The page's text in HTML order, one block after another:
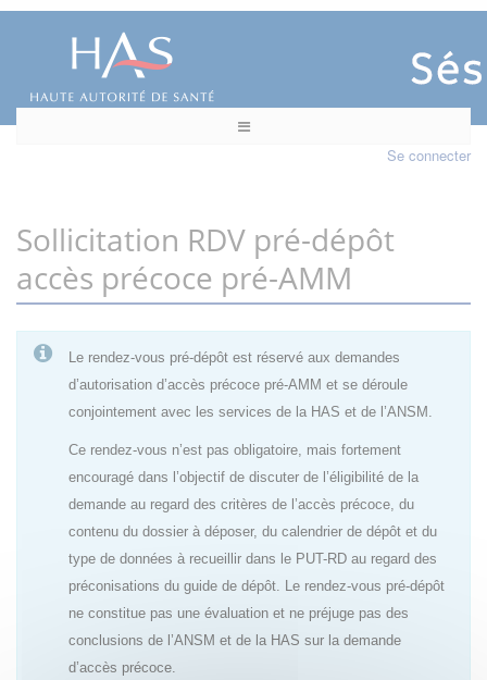
Se connecter
Sollicitation RDV pré-dépôt
accès précoce pré-AMM
Le rendez-vous pré-dépôt est réservé aux demandes
d’autorisation d’accès précoce pré-AMM et se déroule
conjointement avec les services de la HAS et de l’ANSM.
Ce rendez-vous n’est pas obligatoire, mais fortement
encouragé dans l’objectif de discuter de l’éligibilité de la
demande au regard des critères de l’accès précoce, du
contenu du dossier à déposer, du calendrier de dépôt et du
type de données à recueillir dans le PUT-RD au regard des
préconisations du guide de dépôt. Le rendez-vous pré-dépôt
ne constitue pas une évaluation et ne préjuge pas des
conclusions de l’ANSM et de la HAS sur la demande
d’accès précoce.